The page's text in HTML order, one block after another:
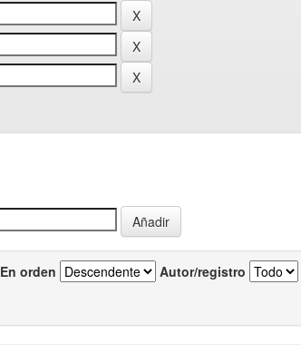
En orden Autor/registro